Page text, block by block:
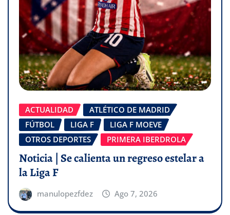
ACTUALIDAD
ATLÉTICO DE MADRID
FÚTBOL
LIGA F
LIGA F MOEVE
OTROS DEPORTES
PRIMERA IBERDROLA
Noticia | Se calienta un regreso estelar a
la Liga F
manulopezfdez Ago 7, 2026